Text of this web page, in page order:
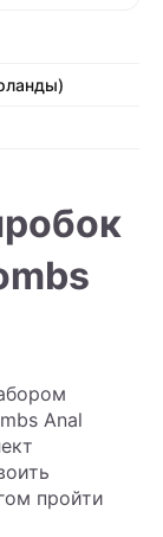
Anal
пройти